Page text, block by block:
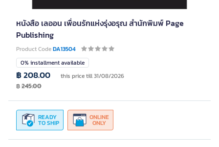
หนังสือ เลออน เพื่อนรักแห่งรุ่งอรุณ สำนักพิมพ์ Page
Publishing
Product CodeDA13504
0% installment available
READY
TO SHIP
ONLINE
ONLY
฿ 208.00 this price till 31/08/2026
฿245.00